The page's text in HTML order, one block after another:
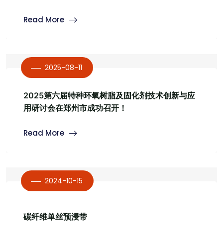
Read More
2025-08-11
2025第六届特种环氧树脂及固化剂技术创新与应
用研讨会在郑州市成功召开！
Read More
2024-10-15
碳纤维单丝预浸带